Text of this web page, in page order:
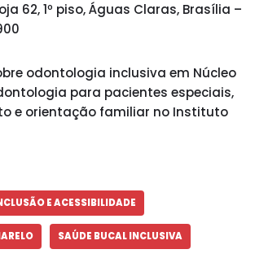
62, 1º piso, Águas Claras, Brasília –
odontologia inclusiva em Núcleo
para pacientes especiais,
e orientação familiar no Instituto
E ACESSIBILIDADE
SAÚDE BUCAL INCLUSIVA